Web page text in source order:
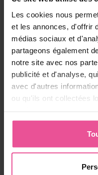
Les cookies nous
et les annonces, d'offrir
médias sociaux et
partageons également
notre site avec nos
publicité et d'analyse,
avec d'autres
ou qu'ils ont collectées
Produits